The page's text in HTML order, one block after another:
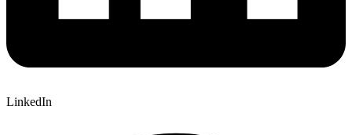
LinkedIn